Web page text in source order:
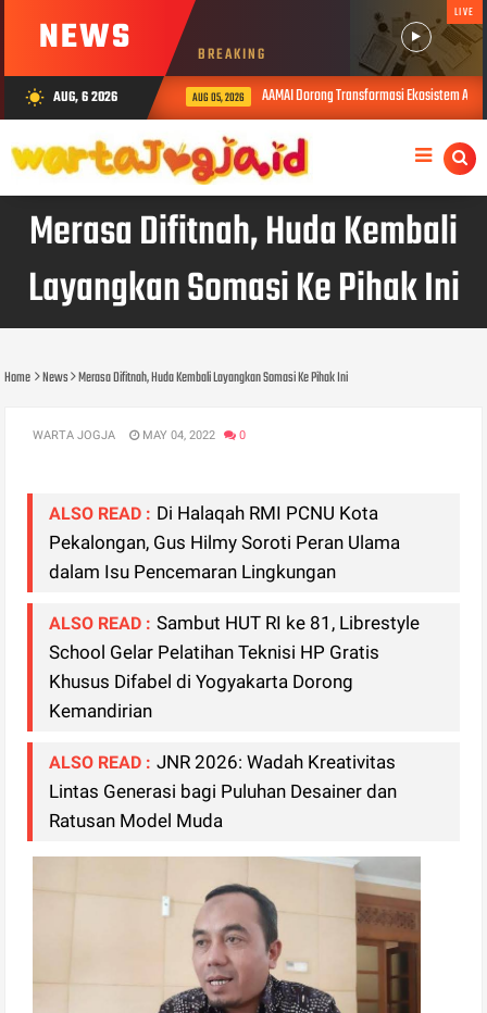
NEWS BREAKING
LIVE
wb_sunny AUG, 6 2026 AUG 05, 2026 AAMAI Dorong Transformasi Ekosistem
Merasa Difitnah, Huda Kembali
Layangkan Somasi Ke Pihak Ini
Home News Merasa Difitnah, Huda Kembali Layangkan Somasi Ke Pihak Ini
WARTA JOGJA MAY 04, 2022 0
ALSO READ : Di Halaqah RMI PCNU Kota
Pekalongan, Gus Hilmy Soroti Peran Ulama
dalam Isu Pencemaran Lingkungan
ALSO READ : Sambut HUT RI ke 81, Librestyle
School Gelar Pelatihan Teknisi HP Gratis
Khusus Difabel di Yogyakarta Dorong
Kemandirian
ALSO READ : JNR 2026: Wadah Kreativitas
Lintas Generasi bagi Puluhan Desainer dan
Ratusan Model Muda